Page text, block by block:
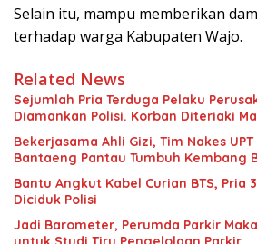
Selain itu, mampu memberikan
terhadap warga Kabupaten Wajo.
Related News
Sejumlah Pria Terduga Pelaku
Diamankan Polisi. Korban Diteriaki
Bekerjasama Ahli Gizi, Tim Nakes
Bantaeng Pantau Tumbuh Kembang
Bantu Angkut Kabel Curian BTS, Pria
Diciduk Polisi
Jadi Barometer, Perumda Parkir